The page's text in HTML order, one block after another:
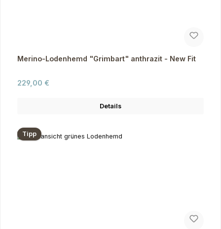
Merino-Lodenhemd "Grimbart" anthrazit - New Fit
Regulärer Preis:
229,00 €
Details
Tipp